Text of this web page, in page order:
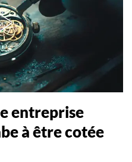
entreprise
à être cotée